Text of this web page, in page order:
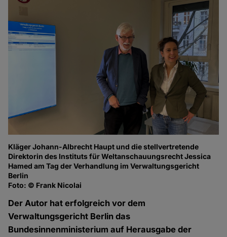
Kläger Johann-Albrecht Haupt und die stellvertretende
Direktorin des Instituts für Weltanschauungsrecht Jessica
Hamed am Tag der Verhandlung im Verwaltungsgericht
Berlin
Foto: © Frank Nicolai
Der Autor hat erfolgreich vor dem
Verwaltungsgericht Berlin das
Bundesinnenministerium auf Herausgabe der